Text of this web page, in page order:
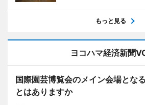
もっと見る
ヨコハマ経済新聞
国際園芸博覧会のメイン会場とな
とはありますか